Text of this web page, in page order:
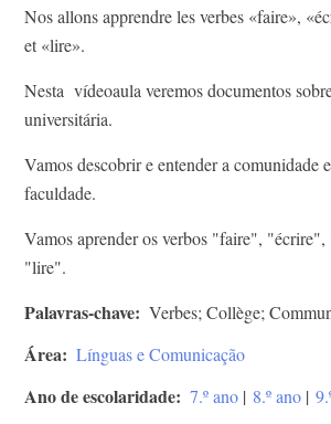
Nos allons apprendre les verbes «faire»,
et «lire».
Nesta vídeoaula veremos documentos
universitária.
Vamos descobrir e entender a comunidade
faculdade.
Vamos aprender os verbos "faire",
"lire".
Palavras-chave Verbes; Collège;
Área Línguas e Comunicação
Ano de escolaridade 7.º ano | 8.º ano |